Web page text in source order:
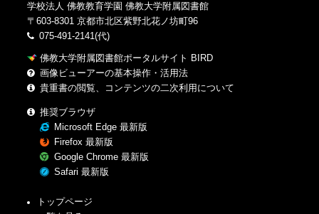
学校法人 佛教教育学園 佛教大学附属図書館
〒603-8301 京都市北区紫野北花ノ坊町96
075-491-2141(代)
佛教大学附属図書館ポータルサイト BIRD
画像ビューアーの基本操作・活用法
貴重書の閲覧、コンテンツの二次利用について
推奨ブラウザ
Microsoft Edge 最新版
Firefox 最新版
Google Chrome 最新版
Safari 最新版
トップページ